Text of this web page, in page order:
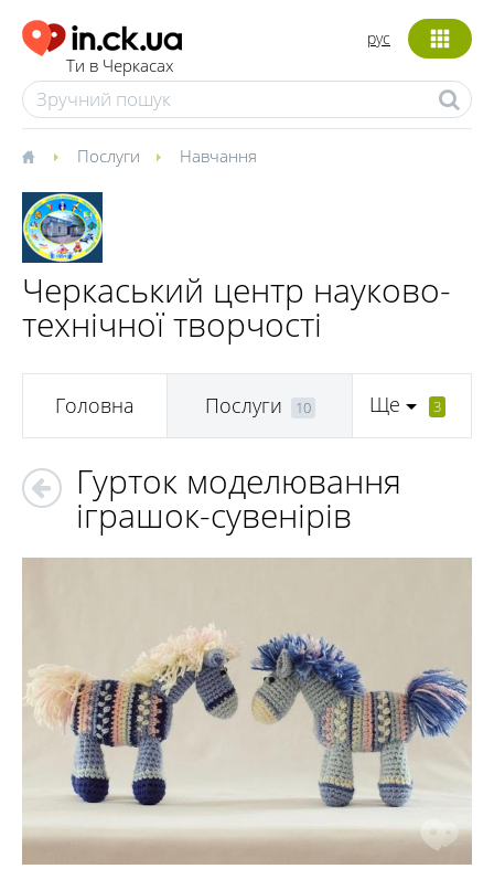
Ти в Черкасах
рус
Послуги Навчання
Черкаський центр науково-
технічної творчості
Головна Послуги 10 Ще 3
Гурток моделювання
іграшок-сувенірів